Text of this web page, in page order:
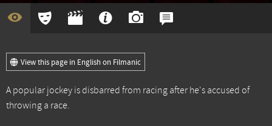
View this page in English on Filmanic
A popular jockey is disbarred from racing after he's accused of
throwing a race.